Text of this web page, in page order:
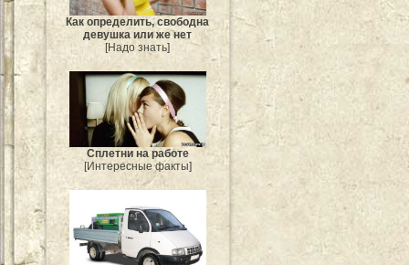
Как определить, свободна
девушка или же нет
[Надо знать]
Сплетни на работе
[Интересные факты]